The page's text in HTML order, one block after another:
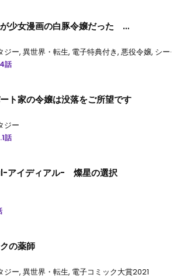
少女漫画の白豚令嬢だった
！
ジー, 異世界・転生, 電子特典付き, 悪役令嬢, シー
話
ト家の令嬢は没落をご所望です
ジー
話
アイディアル- 燦星の選択
の薬師
ジー, 異世界・転生, 電子コミック大賞2021